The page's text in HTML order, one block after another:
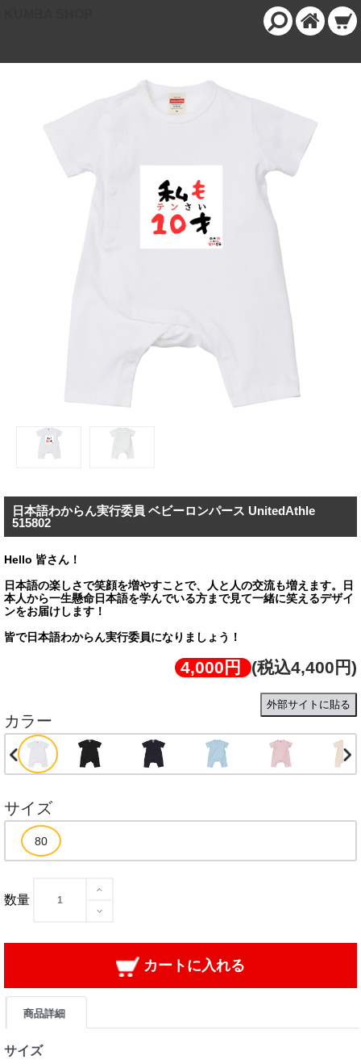
日本語わからん実行委員 ベビーロンパース UnitedAthle
515802
Hello 皆さん！
日本語の楽しさで笑顔を増やすことで、人と人の交流も増えます。日
本人から一生懸命日本語を学んでいる方まで見て一緒に笑えるデザイ
ンをお届けします！
皆で日本語わからん実行委員になりましょう！
4,000円 (税込4,400円)
外部サイトに貼る
カラー
サイズ
数量
カートに入れる
商品詳細
サイズ